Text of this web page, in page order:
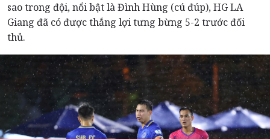
sao trong đội, nổi bật là Đình Hùng (cú đúp), HG LA
Giang đã có được thắng lợi tưng bừng 5-2 trước đối
thủ.